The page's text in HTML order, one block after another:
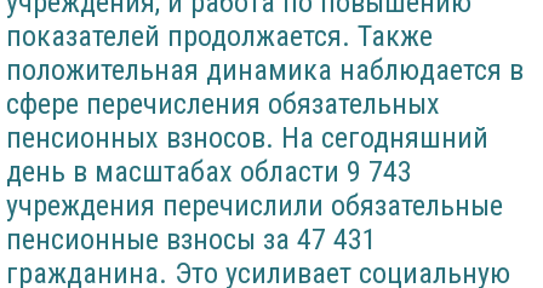
показателей продолжается. Также
положительная динамика наблюдается в
сфере перечисления обязательных
пенсионных взносов. На сегодняшний
день в масштабах области 9 743
учреждения перечислили обязательные
пенсионные взносы за 47 431
гражданина. Это усиливает социальную